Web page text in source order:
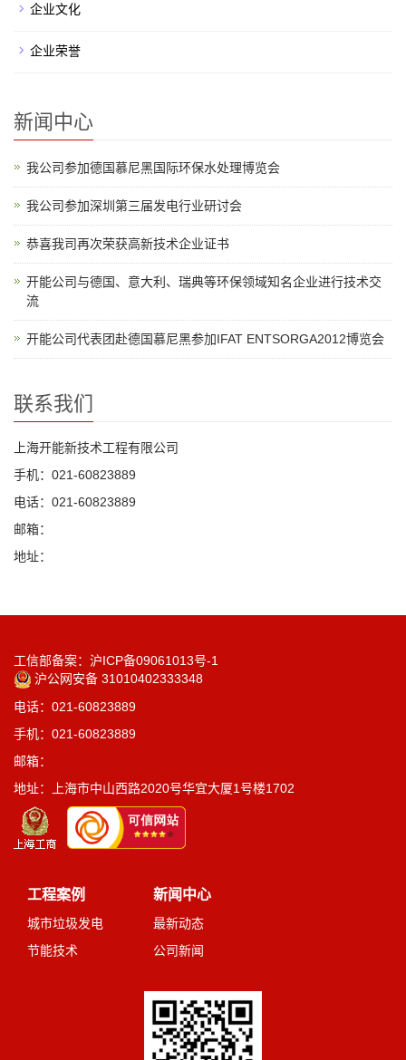
企业文化
企业荣誉
新闻中心
我公司参加德国慕尼黑国际环保水处理博览会
我公司参加深圳第三届发电行业研讨会
恭喜我司再次荣获高新技术企业证书
开能公司与德国、意大利、瑞典等环保领域知名企业进行技术交
流
开能公司代表团赴德国慕尼黑参加IFAT ENTSORGA2012博览会
联系我们
上海开能新技术工程有限公司
手机：021-60823889
电话：021-60823889
邮箱：
地址：
工信部备案：沪ICP备09061013号-1
沪公网安备 31010402333348
电话：021-60823889
手机：021-60823889
邮箱：
地址：上海市中山西路2020号华宜大厦1号楼1702
工程案例
城市垃圾发电
节能技术
新闻中心
最新动态
公司新闻